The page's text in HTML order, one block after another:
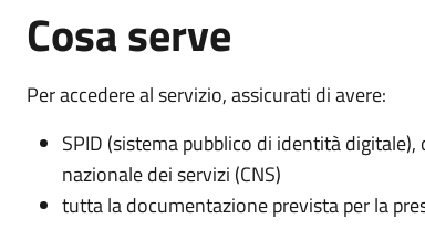
Cosa serve
Per accedere al servizio, assicurati di avere:
SPID (sistema pubblico di identità
nazionale dei servizi (CNS)
tutta la documentazione prevista per la